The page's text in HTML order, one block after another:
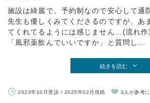
施設は綺麗で、予約制なので安心して通
先生も優しくみてくださるのですが、あ
てくれてるようには感じません…(流れ作
「風邪薬飲んでいいですか」と質問し...
続きを読む
2023年10月受診 / 2025年02月投稿 3人が参考